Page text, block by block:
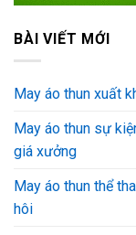
BÀI VIẾT MỚI
May áo thun xuất
May áo thun sự
giá xưởng
May áo thun thể
hôi